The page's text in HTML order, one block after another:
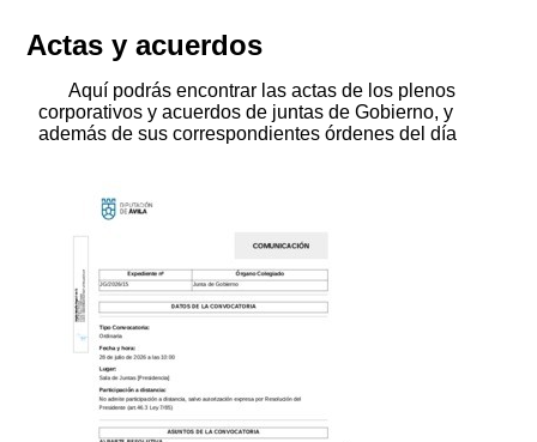
Actas y acuerdos
Aquí podrás encontrar las actas de los plenos
corporativos y acuerdos de juntas de Gobierno, y
además de sus correspondientes órdenes del día